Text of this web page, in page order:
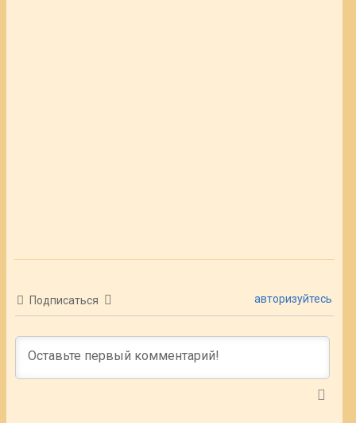
Подписаться авторизуйтесь